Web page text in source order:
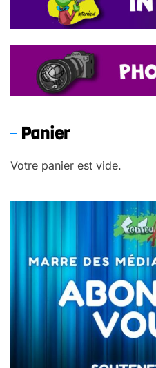
Panier
Votre panier est vide.